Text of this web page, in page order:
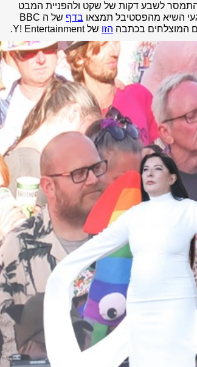
לשבע דקות של שקט ולהפניית המבט
השיא מהפסטיבל תמצאו בדף
של ה BBC
המוצלחים בכתבה הזו של Y! Entertainment.